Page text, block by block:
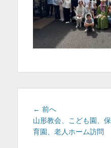
投
稿
ナ
← 前へ
の
投
山形教会、こども園、保
育園、老人ホーム訪問